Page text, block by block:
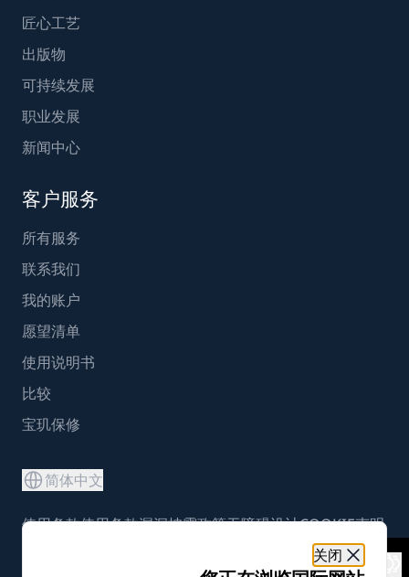
匠心工艺
出版物
可持续发展
职业发展
新闻中心
客户服务
所有服务
联系我们
我的账户
愿望清单
使用说明书
比较
宝玑保修
简体中文
使用条款使用条款漏洞披露政策无障碍设计COOKIE声明
关闭